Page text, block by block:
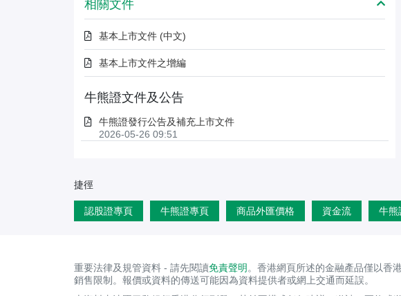
相關文件
基本上市文件 (中文)
基本上市文件之增編
牛熊證文件及公告
牛熊證發行公告及補充上市文件
2026-05-26 09:51
捷徑
認股證專頁 牛熊證專頁 商品外匯價格 資金流 牛熊
重要法律及規管資料 - 請先閱讀免責聲明 。香港網頁所述的金融產品僅以香
銷售限制。報價或資料的傳送可能因為資料提供者或網上交通而延誤。